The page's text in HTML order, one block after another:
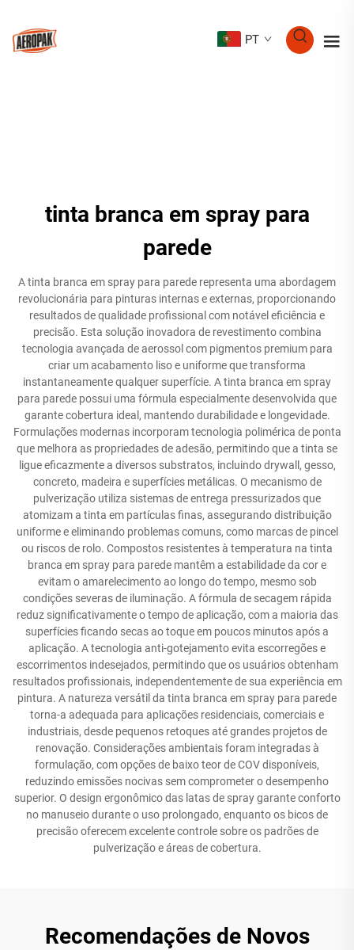
PT
tinta branca em spray para
parede
A tinta branca em spray para parede representa uma abordagem
revolucionária para pinturas internas e externas, proporcionando
resultados de qualidade profissional com notável eficiência e
precisão. Esta solução inovadora de revestimento combina
tecnologia avançada de aerossol com pigmentos premium para
criar um acabamento liso e uniforme que transforma
instantaneamente qualquer superfície. A tinta branca em spray
para parede possui uma fórmula especialmente desenvolvida que
garante cobertura ideal, mantendo durabilidade e longevidade.
Formulações modernas incorporam tecnologia polimérica de ponta
que melhora as propriedades de adesão, permitindo que a tinta se
ligue eficazmente a diversos substratos, incluindo drywall, gesso,
concreto, madeira e superfícies metálicas. O mecanismo de
pulverização utiliza sistemas de entrega pressurizados que
atomizam a tinta em partículas finas, assegurando distribuição
uniforme e eliminando problemas comuns, como marcas de pincel
ou riscos de rolo. Compostos resistentes à temperatura na tinta
branca em spray para parede mantêm a estabilidade da cor e
evitam o amarelecimento ao longo do tempo, mesmo sob
condições severas de iluminação. A fórmula de secagem rápida
reduz significativamente o tempo de aplicação, com a maioria das
superfícies ficando secas ao toque em poucos minutos após a
aplicação. A tecnologia anti-gotejamento evita escorregões e
escorrimentos indesejados, permitindo que os usuários obtenham
resultados profissionais, independentemente de sua experiência em
pintura. A natureza versátil da tinta branca em spray para parede
torna-a adequada para aplicações residenciais, comerciais e
industriais, desde pequenos retoques até grandes projetos de
renovação. Considerações ambientais foram integradas à
formulação, com opções de baixo teor de COV disponíveis,
reduzindo emissões nocivas sem comprometer o desempenho
superior. O design ergonômico das latas de spray garante conforto
no manuseio durante o uso prolongado, enquanto os bicos de
precisão oferecem excelente controle sobre os padrões de
pulverização e áreas de cobertura.
Recomendações de Novos